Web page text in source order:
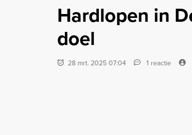
Hardlopen in
doel
28 mrt. 2025 07:04 1 reactie